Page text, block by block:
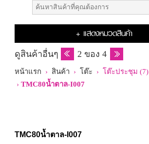
+ แสดงหมวดสินค้า
ดูสินค้าอื่นๆ 2 ของ 4
หน้าแรก › สินค้า › โต๊ะ
› โต๊ะประชุม (7)
›TMC80น้ำตาล-I007
TMC80น้ำตาล-I007